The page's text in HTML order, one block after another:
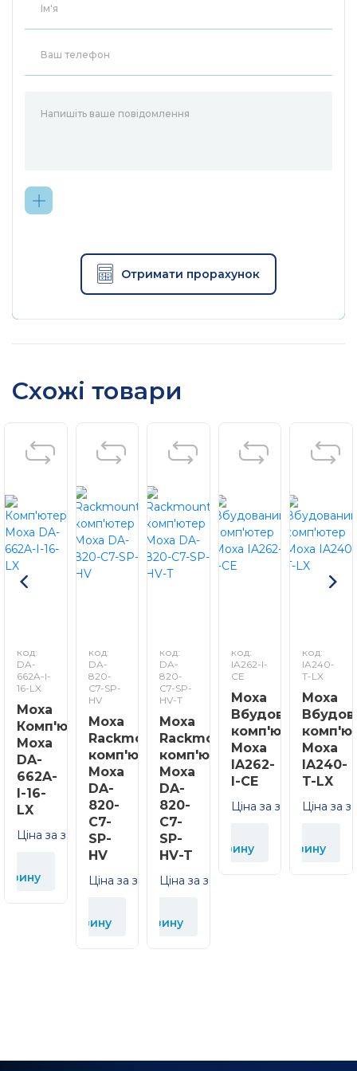
MOXA DA-683 для широкого спектру додатків
особливості
2 RS-232 serial порту
2 SATA-300 з'єднувача для підключення жорстких
4 USB 2.0 порти для високошвидкісної периферії
Підтримка протоколу IEEE 1588 (Linux моделі
Моделі з двома вхідними джерелами живлення
Embedded Linux або Windows Embedded Standard
2009
Моделі з розширеним температурним діапазоном
Отримати прорахунок
Схожі товари
код:
DA-
662A-I-
16-LX
Moxa
Комп'ютер
Moxa
DA-
662A-
I-16-
LX
Ціна за запитом
код:
DA-
820-
C7-SP-
HV
Moxa
Rackmount
комп'ютер
Moxa
DA-
820-
C7-
SP-
HV
Ціна за запитом
корзину
код:
DA-
820-
C7-SP-
HV-T
Moxa
Rackmount
комп'ютер
Moxa
DA-
820-
C7-
SP-
HV-T
Ціна за запитом
корзину
код:
IA262-I-
CE
Moxa
Вбудований
комп'ютер
Moxa
IA262-
I-CE
Ціна за запитом
корзину
код:
IA240-
T-LX
Moxa
Moxa
IA240-
T-LX
Ціна за
корзину